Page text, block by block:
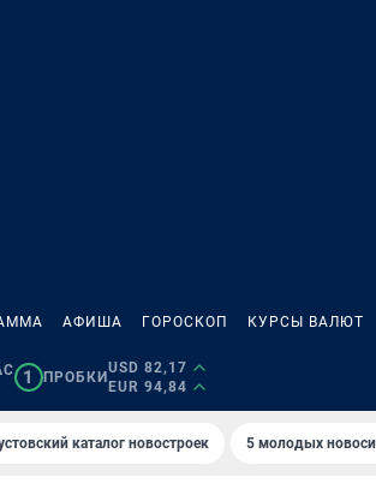
АФИША ГОРОСКОП КУРСЫ ВАЛЮТ
1 ПРОБКИ
USD 82,17
EUR 94,84
каталог новостроек 5 молодых